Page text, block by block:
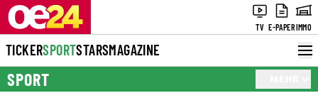
TV E-PAPERIMMO
TICKERSPORTSTARSMAGAZINE
SPORT